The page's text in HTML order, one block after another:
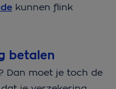
kunnen flink
betalen
Dan moet je toch de